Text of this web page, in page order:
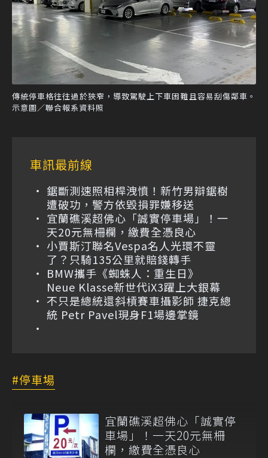
傳統停車格往往過於狹窄，導致駕駛上下車困難且容易刮傷鄰車。
示意圖／聯合報系資料照
車訊最前線
鋸斷測速照相桿洩憤！新竹男辯鋸樹
遭破功，警方依毀損罪嫌移送
宜蘭礁溪超佛心「誠實停車場」！一
天20元無柵欄，繳費全憑良心
小賈斯汀聯名Vespa名人光環不靈
了？只騎135公里就賠錢轉手
BMW攜手《蜘蛛人：重生日》
Neue Klasse新世代iX3躍上大銀幕
不只是總統還斜槓賽車攝影師 捷克總
統 Petr Pavel現身F1場邊掌鏡
停車場
宜蘭礁溪超佛心「誠實停
車場」！一天20元無柵
欄，繳費全憑良心